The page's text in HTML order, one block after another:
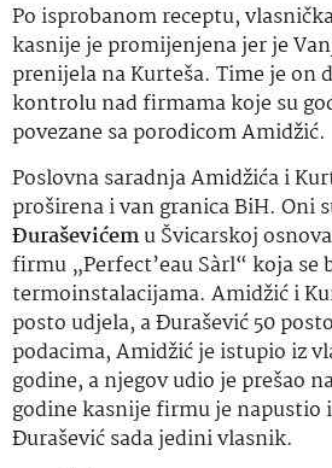
Po isprobanom receptu,
kasnije je promijenjena jer je
prenijela na Kurteša. Time je on
kontrolu nad firmama koje su
povezane sa porodicom Amidžić.
Poslovna saradnja Amidžića i
proširena i van granica BiH. Oni
Đuraševićemu Švicarskoj
firmu „Perfect’eau Sàrl“ koja
termoinstalacijama. Amidžić i
posto udjela, a Đurašević 50
podacima, Amidžić je istupio iz
godine, a njegov udio je prešao
godine kasnije firmu je napustio
Đurašević sada jedini vlasnik.